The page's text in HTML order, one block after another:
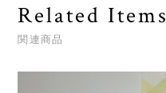
Related Items
関連商品